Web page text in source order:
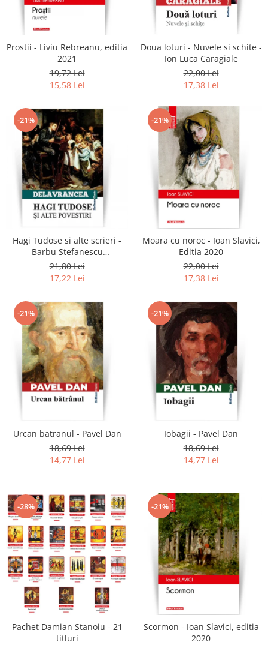
Literatura
Clasica
Contemporana
Non-fictiune
Calatorii
Memorii
Publicistica / Reportaje / Interviuri
Stiinte umaniste
Istorie
Sociologie si filozofie
Prostii - Liviu Rebreanu, editia
2021
19,72 Lei
15,58 Lei
Doua loturi - Nuvele si schite -
Ion Luca Caragiale
22,00 Lei
17,38 Lei
-21%
Hagi Tudose si alte scrieri -
Barbu Stefanescu
Delavrancea
21,80 Lei
17,22 Lei
-21%
Moara cu noroc - Ioan Slavici,
Editia 2020
22,00 Lei
17,38 Lei
-21%
Urcan batranul - Pavel Dan
18,69 Lei
14,77 Lei
-21%
Iobagii - Pavel Dan
18,69 Lei
14,77 Lei
-28%
Pachet Damian Stanoiu - 21
titluri
-21%
Scormon - Ioan Slavici, editia
2020